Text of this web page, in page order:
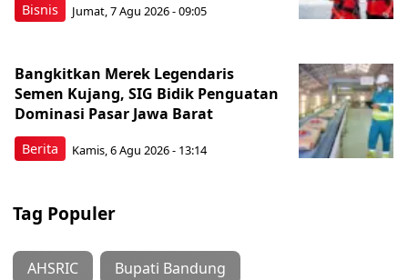
Bisnis Jumat, 7 Agu 2026 - 09:05
Berita
Bangkitkan Merek Legendaris
Semen Kujang, SIG Bidik Penguatan
Dominasi Pasar Jawa Barat
Kamis, 6 Agu 2026 - 13:14
Tag Populer
AHSRIC Bupati Bandung